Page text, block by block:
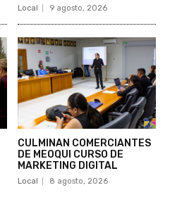
Local 9 agosto, 2026
CULMINAN COMERCIANTES
DE MEOQUI CURSO DE
MARKETING DIGITAL
Local 8 agosto, 2026